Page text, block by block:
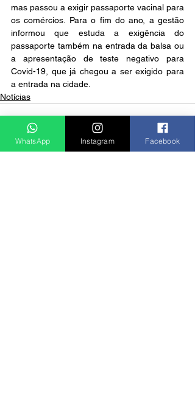
mas passou a exigir passaporte vacinal para
os comércios. Para o fim do ano, a gestão
informou que estuda a exigência do
passaporte também na entrada da balsa ou
a apresentação de teste negativo para
Covid-19, que já chegou a ser exigido para
a entrada na cidade.
Notícias
WhatsApp Instagram Facebook